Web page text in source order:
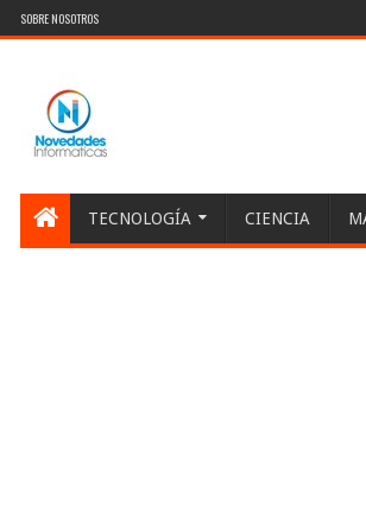
SOBRE NOSOTROS
TECNOLOGÍA CIENCIA